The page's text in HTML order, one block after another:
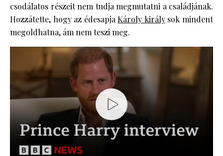
csodálatos részeit nem tudja megmutatni a családjának.
Hozzátette, hogy az édesapjaKároly királysok mindent
megoldhatna, ám nem teszi meg.